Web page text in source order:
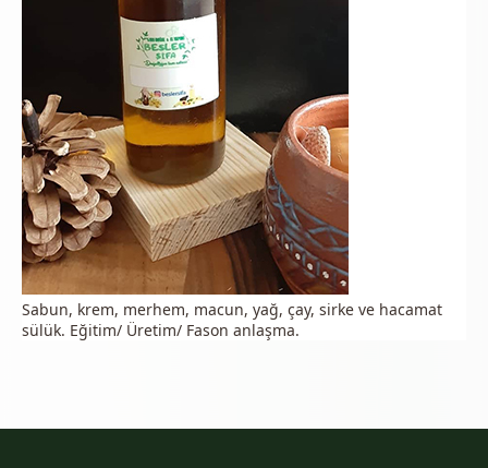
Sabun, krem, merhem, macun, yağ, çay, sirke ve hacamat
sülük. Eğitim/ Üretim/ Fason anlaşma.